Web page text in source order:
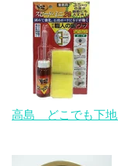
高島 どこでも下